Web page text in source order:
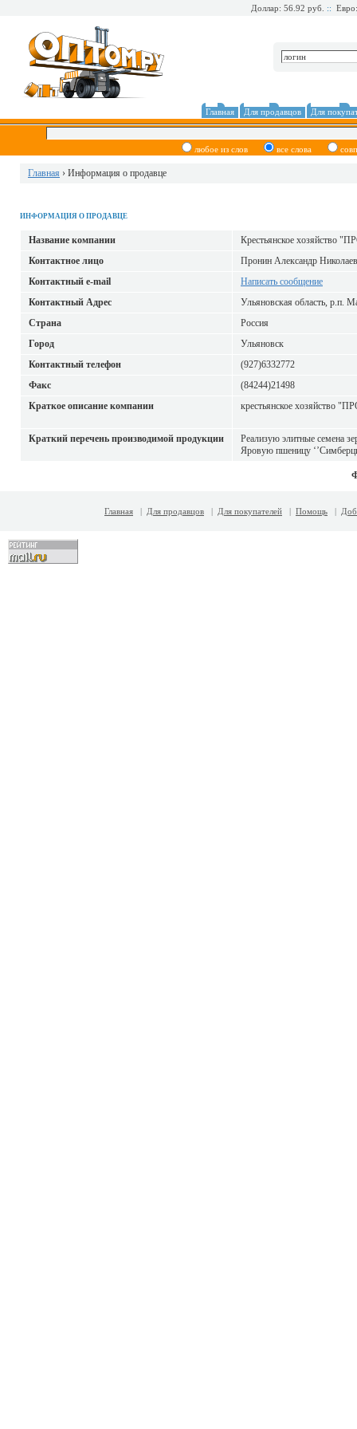
Доллар: 56.92 руб. ::
Главная Для продавцов Для
любое из слов все слова
Главная › Информация о продавце
ИНФОРМАЦИЯ О ПРОДАВЦЕ
Название компании
Крестьянское хозяйство
Контактное лицо
Пронин Александр
Контактный е-mail
Написать сообщение
Контактный Адрес
Ульяновская область, р.п.
Страна
Россия
Город
Ульяновск
Контактный телефон
(927)6332772
Факс
(84244)21498
Краткое описание компании
крестьянское хозяйство
Краткий перечень производимой продукции
Реализую элитные семена
Яровую пшеницу
Главная | Для продавцов | Для покупателей | Помощь |